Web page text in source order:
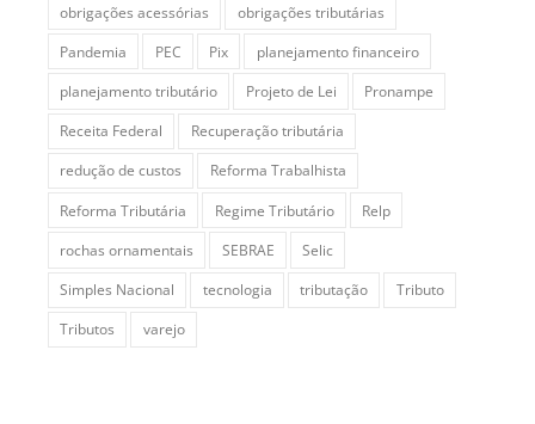
obrigações acessórias
obrigações tributárias
Pandemia
PEC Pix
planejamento financeiro
planejamento tributário
Projeto de Lei
Pronampe
Receita Federal
Recuperação tributária
redução de custos
Reforma Trabalhista
Reforma Tributária
Regime Tributário
Relp
rochas ornamentais
SEBRAE
Selic
Simples Nacional
tecnologia tributação
Tributo
Tributos
varejo